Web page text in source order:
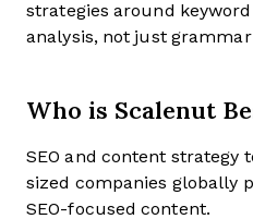
strategies around
analysis, not just
Who is Scalenut
SEO and content strategy
sized companies globally
SEO-focused content.